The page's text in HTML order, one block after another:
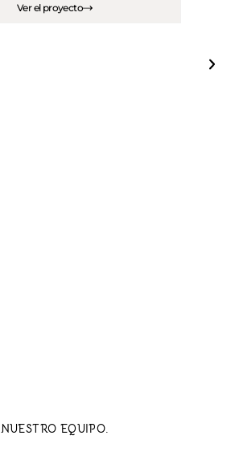
Ver el proyecto
NUESTRO EQUIPO.